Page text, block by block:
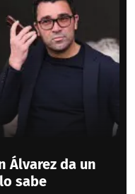
Álvarez da un
sabe